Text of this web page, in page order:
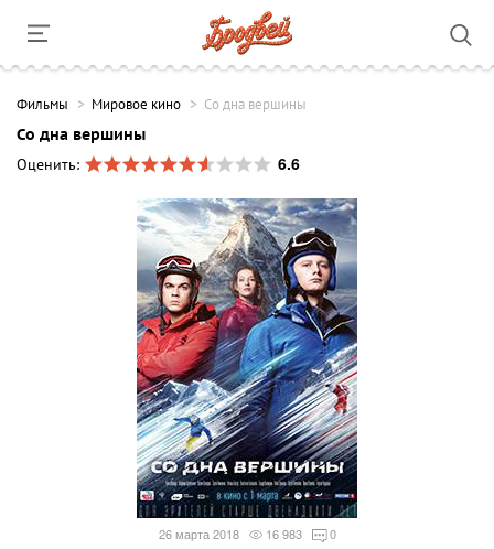
Фильмы Мировое кино Со дна вершины
Со дна вершины
Оценить:
6.6
26 марта 2018 16 983 0